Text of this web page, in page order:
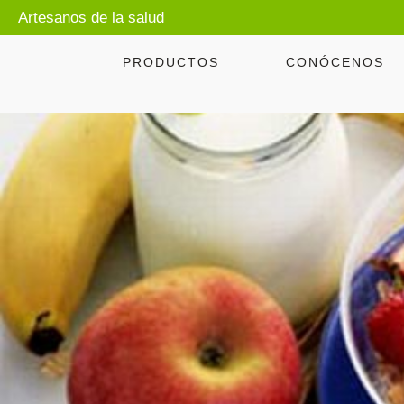
Artesanos de la salud
PRODUCTOS CONÓCENOS